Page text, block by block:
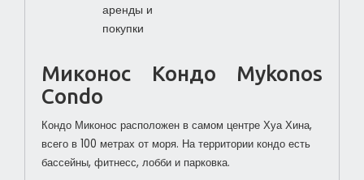
аренды и
покупки
Миконос Кондо Mykonos
Condo
Кондо Миконос расположен в самом центре Хуа Хина,
всего в 100 метрах от моря. На территории кондо есть
бассейны, фитнесс, лобби и парковка.